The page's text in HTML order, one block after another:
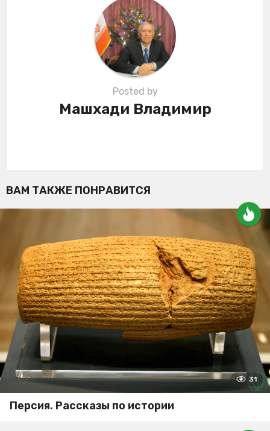
Posted by
Машхади Владимир
ВАМ ТАКЖЕ ПОНРАВИТСЯ
31
Персия. Рассказы по истории